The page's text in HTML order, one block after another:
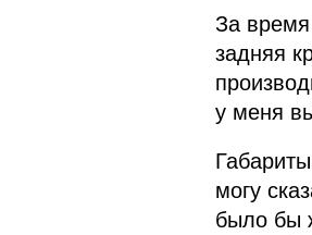
За время
задняя
у меня
могу
было бы